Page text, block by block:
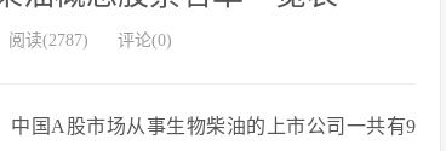
阅读(2787) 评论(0)
中国A股市场从事生物柴油的上市公司一共有9